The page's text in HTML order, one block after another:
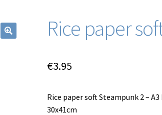
Rice paper
€3.95
Rice paper soft Steampunk 2 –
30x41cm